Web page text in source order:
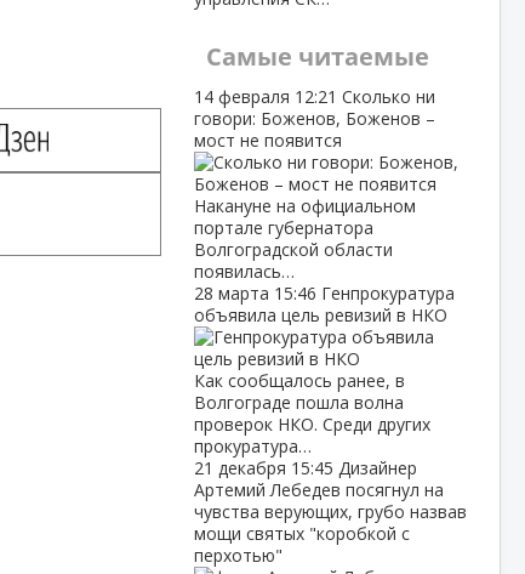
Самые читаемые
14 февраля 12:21 Сколько ни
говори: Боженов, Боженов –
мост не появится
Накануне на официальном
портале губернатора
Волгоградской области
появилась…
28 марта 15:46 Генпрокуратура
объявила цель ревизий в НКО
Как сообщалось ранее, в
Волгограде пошла волна
проверок НКО. Среди других
прокуратура…
21 декабря 15:45 Дизайнер
Артемий Лебедев посягнул на
чувства верующих, грубо назвав
мощи святых "коробкой с
перхотью"